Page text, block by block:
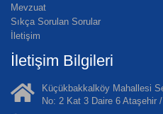
Mevzuat
Sıkça Sorulan Sorular
İletişim
İletişim Bilgileri
Küçükbakkalköy Mahallesi
No: 2 Kat 3 Daire 6 Ataşehir